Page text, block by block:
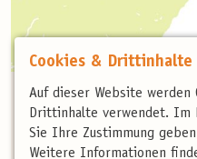
Cookies & Drittinhalte
Auf dieser Website werden
Drittinhalte verwendet. Im
Sie Ihre Zustimmung
Weitere Informationen
Reisecode:PYR02
Dauer:9 Tage / 8 Nächte
Teilnehmer: 6 bis 10
Veranstalter:
birdingtours